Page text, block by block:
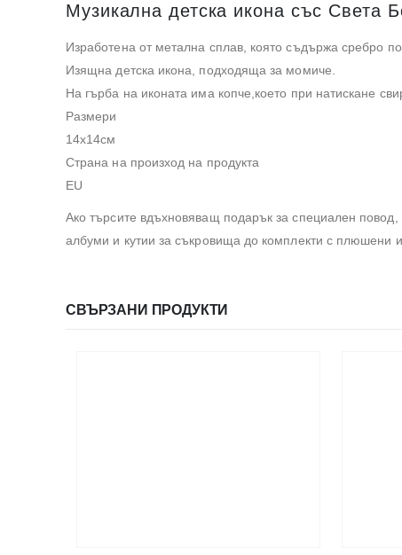
Музикална детска икона със Света
Изработена от метална сплав, която съдържа сребро
Изящна детска икона, подходяща за момиче.
На гърба на иконата има копче,което при натискане
Размери
14х14см
Страна на произход на продукта
EU
Ако търсите вдъхновяващ подарък за специален
албуми и кутии за съкровища до комплекти с плюшени
СВЪРЗАНИ ПРОДУКТИ